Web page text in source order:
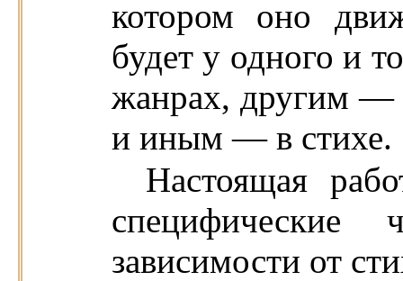
котором оно
будет у одного и
жанрах, другим —
и иным — в стихе.
Настоящая
зависимости от